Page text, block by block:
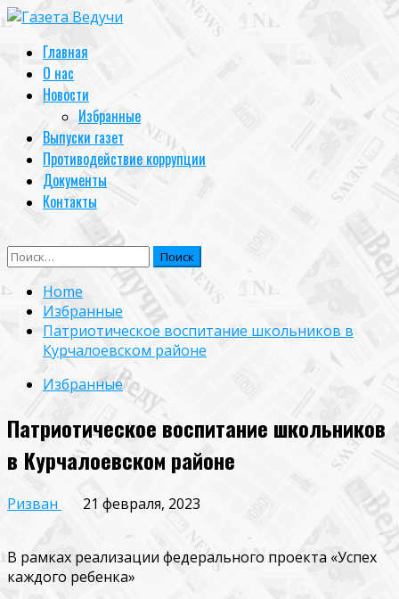
Skip
content
Primary
Menu
Главная
О нас
Новости
Избранные
Выпуски газет
Противодействие коррупции
Документы
Контакты
Найти:
Home
Избранные
Патриотическое воспитание школьников в
Курчалоевском районе
Избранные
Патриотическое воспитание школьников
в Курчалоевском районе
Ризван 21 февраля, 2023
В рамках реализации федерального проекта «Успех
каждого ребенка»